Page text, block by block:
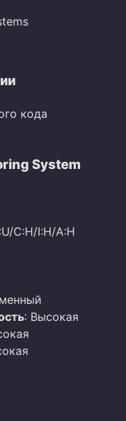
кода
System
C:H/I:H/A:H
: Высокая